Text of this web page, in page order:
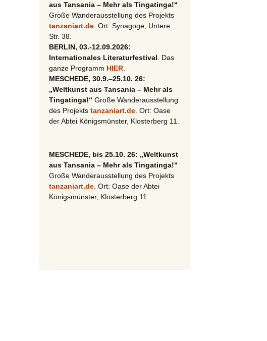
aus Tansania – Mehr als Tingatinga!“
Große Wanderausstellung des Projekts
tanzaniart.de . Ort: Synagoge, Untere
Str. 38.
BERLIN, 03.-12.09.2026:
Internationales Literaturfestival . Das
ganze Programm HIER
MESCHEDE, 30.9.–25.10. 26:
„Weltkunst aus Tansania – Mehr als
Tingatinga!“ Große Wanderausstellung
des Projekts tanzaniart.de . Ort: Oase
der Abtei Königsmünster, Klosterberg 11.
MESCHEDE, bis 25.10. 26: „Weltkunst
aus Tansania – Mehr als Tingatinga!“
Große Wanderausstellung des Projekts
tanzaniart.de . Ort: Oase der Abtei
Königsmünster, Klosterberg 11.